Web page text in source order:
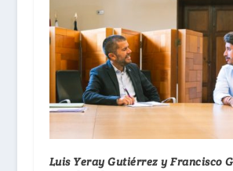
Luis Yeray Gutiérrez y Francisco